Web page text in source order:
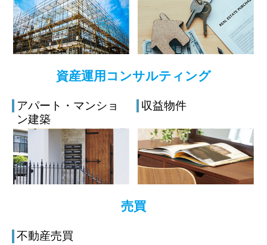
資産運用コンサルティング
アパート・マンショ
ン建築
収益物件
売買
不動産売買